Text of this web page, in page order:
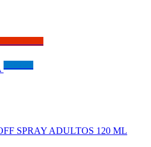
SPRAY ADULTOS 120 ML